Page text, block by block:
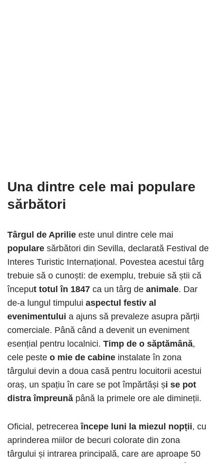
Una dintre cele mai populare
sărbători
Târgul de Aprilie este unul dintre cele mai
populare sărbători din Sevilla, declarată Festival de
Interes Turistic Internațional. Povestea acestui târg
trebuie să o cunoști: de exemplu, trebuie să știi că
început totul în 1847 ca un târg de animale. Dar
de-a lungul timpului aspectul festiv al
evenimentului a ajuns să prevaleze asupra părții
comerciale. Până când a devenit un eveniment
esențial pentru localnici. Timp de o săptămână,
cele peste o mie de cabine instalate în zona
târgului devin a doua casă pentru locuitorii acestui
oraș, un spațiu în care se pot împărtăși și se pot
distra împreună până la primele ore ale dimineții.
Oficial, petrecereaîncepe luni la miezul nopții, cu
aprinderea miilor de becuri colorate din zona
târgului și intrarea principală, care are aproape 50